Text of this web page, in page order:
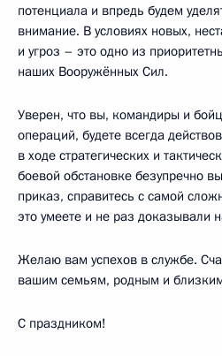
потенциала и впредь будем
внимание. В условиях новых,
и угроз – это одно из
наших Вооружённых Сил.
Уверен, что вы, командиры и
операций, будете всегда
в ходе стратегических и
боевой обстановке безупречно
приказ, справитесь с самой
это умеете и не раз доказывали
Желаю вам успехов в службе.
вашим семьям, родным и
С праздником!